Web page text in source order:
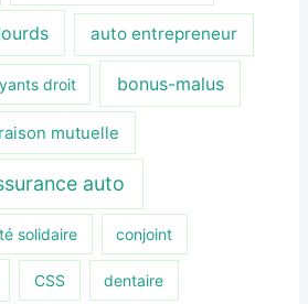
auto entrepreneur
droit bonus-malus
mutuelle
auto
solidaire conjoint
CSS dentaire